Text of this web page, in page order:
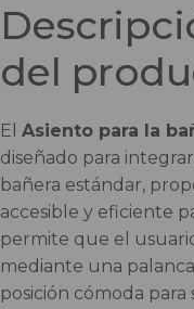
del
El Asiento para la
diseñado para
bañera estándar,
accesible y eficiente
permite que el
mediante una
posición cómoda